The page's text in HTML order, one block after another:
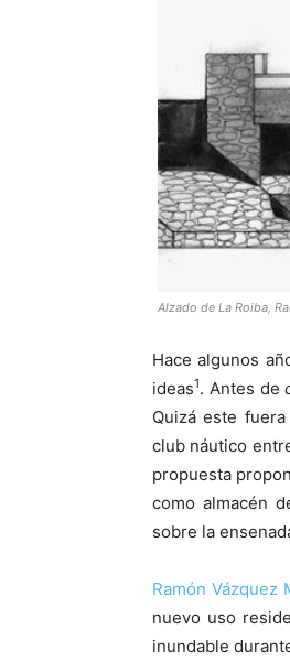
Alzado de La Roiba,
Hace algunos
ideas1. Antes de
Quizá este
club náutico
propuesta
como almacén
sobre la
Ramón Vázquez
nuevo uso
inundable